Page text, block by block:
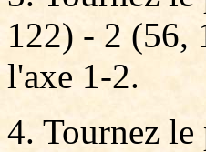
122) - 2 (56,
l'axe 1-2.
4. Tournez